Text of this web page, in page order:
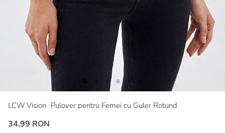
LCW Vision Pulover pentru Femei cu Guler Rotund
34,99 RON